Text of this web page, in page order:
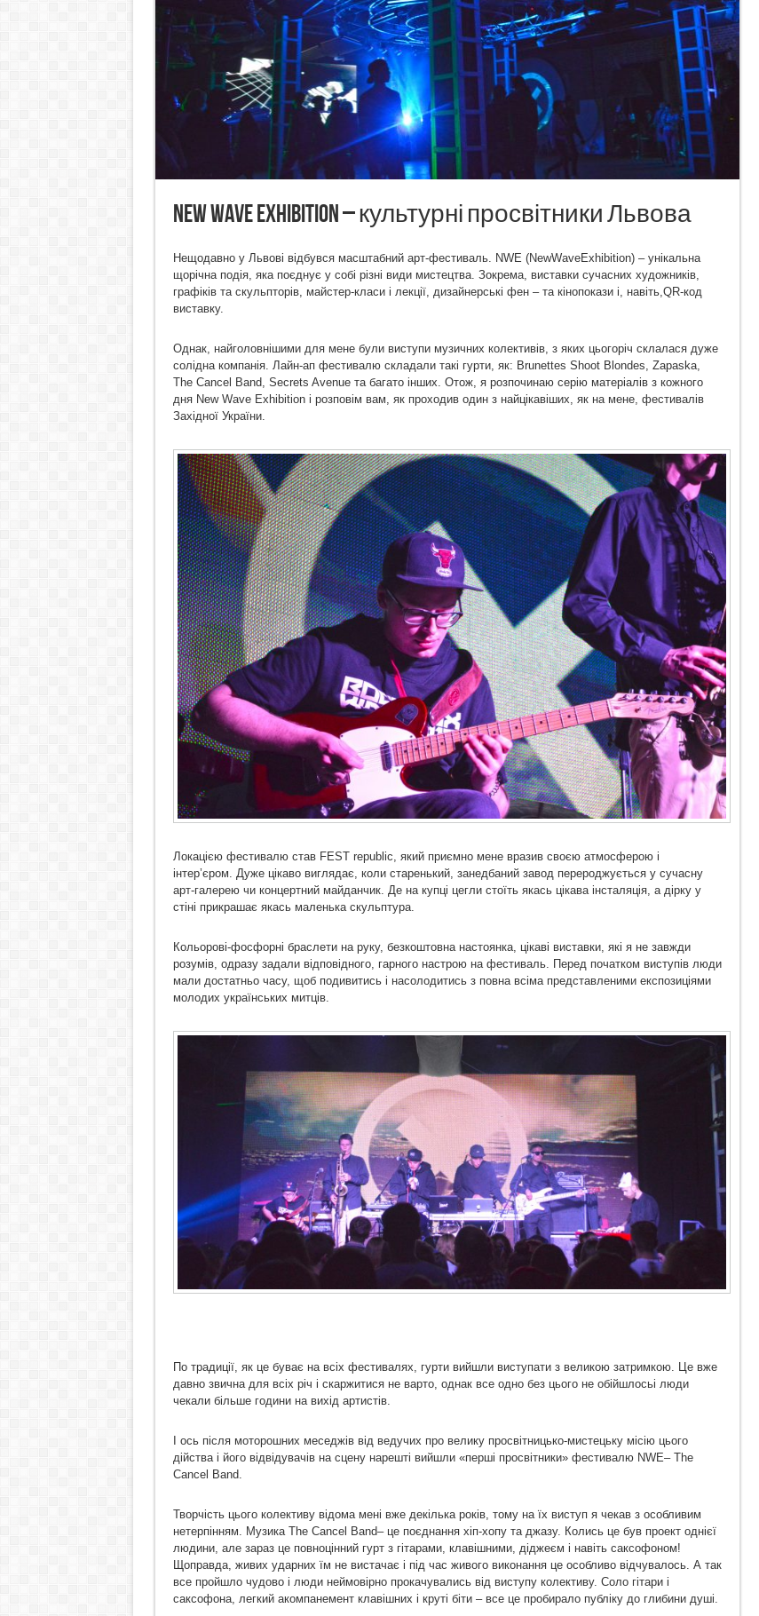
New Wave Exhibition – культурні просвітники Львова
Нещодавно у Львові відбувся масштабний арт-фестиваль. NWE (NewWaveExhibition) – унікальна
щорічна подія, яка поєднує у собі різні види мистецтва. Зокрема, виставки сучасних художників,
графіків та скульпторів, майстер-класи і лекції, дизайнерські фен – та кінопокази і, навіть,QR-код
виставку.
Однак, найголовнішими для мене були виступи музичних колективів, з яких цьогоріч склалася дуже
солідна компанія. Лайн-ап фестивалю складали такі гурти, як: Brunettes Shoot Blondes, Zapaska,
The Cancel Band, Secrets Avenue та багато інших. Отож, я розпочинаю серію матеріалів з кожного
дня New Wave Exhibition і розповім вам, як проходив один з найцікавіших, як на мене, фестивалів
Західної України.
Локацією фестивалю став FEST republic, який приємно мене вразив своєю атмосферою і
інтер’єром. Дуже цікаво виглядає, коли старенький, занедбаний завод перероджується у сучасну
арт-галерею чи концертний майданчик. Де на купці цегли стоїть якась цікава інсталяція, а дірку у
стіні прикрашає якась маленька скульптура.
Кольорові-фосфорні браслети на руку, безкоштовна настоянка, цікаві виставки, які я не завжди
розумів, одразу задали відповідного, гарного настрою на фестиваль. Перед початком виступів люди
мали достатньо часу, щоб подивитись і насолодитись з повна всіма представленими експозиціями
молодих українських митців.
По традиції, як це буває на всіх фестивалях, гурти вийшли виступати з великою затримкою. Це вже
давно звична для всіх річ і скаржитися не варто, однак все одно без цього не обійшлосьі люди
чекали більше години на вихід артистів.
І ось після моторошних меседжів від ведучих про велику просвітницько-мистецьку місію цього
дійства і його відвідувачів на сцену нарешті вийшли «перші просвітники» фестивалю NWE– The
Cancel Band.
Творчість цього колективу відома мені вже декілька років, тому на їх виступ я чекав з особливим
нетерпінням. Музика The Cancel Band– це поєднання хіп-хопу та джазу. Колись це був проект однієї
людини, але зараз це повноцінний гурт з гітарами, клавішними, діджеєм і навіть саксофоном!
Щоправда, живих ударних їм не вистачає і під час живого виконання це особливо відчувалось. А так
все пройшло чудово і люди неймовірно прокачувались від виступу колективу. Соло гітари і
саксофона, легкий акомпанемент клавішних і круті біти – все це пробирало публіку до глибини душі.